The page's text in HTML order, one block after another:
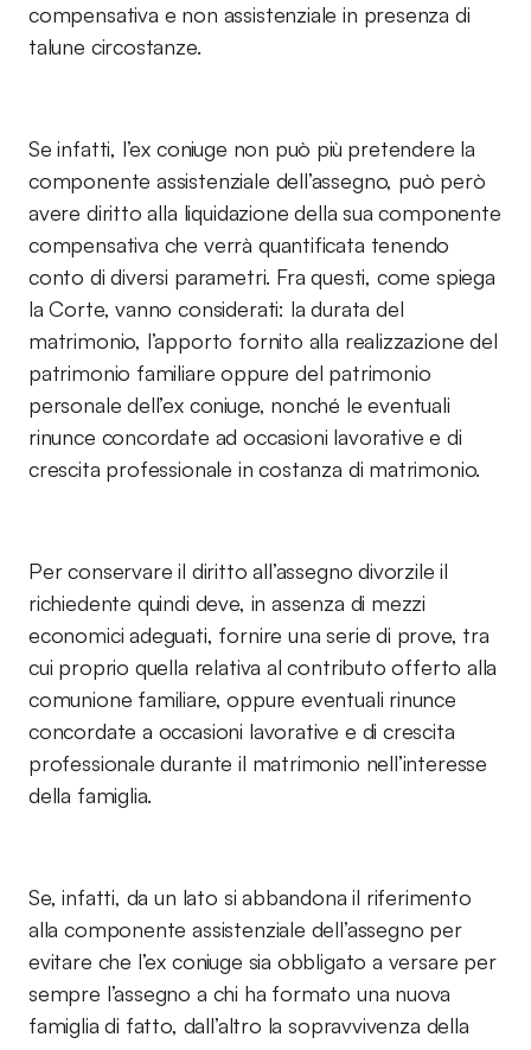
compensativa e non assistenziale in presenza di
talune circostanze.
Se infatti, l’ex coniuge non può più pretendere la
componente assistenziale dell’assegno, può però
avere diritto alla liquidazione della sua componente
compensativa che verrà quantificata tenendo
conto di diversi parametri. Fra questi, come spiega
la Corte, vanno considerati: la durata del
matrimonio, l’apporto fornito alla realizzazione del
patrimonio familiare oppure del patrimonio
personale dell’ex coniuge, nonché le eventuali
rinunce concordate ad occasioni lavorative e di
crescita professionale in costanza di matrimonio.
Per conservare il diritto all’assegno divorzile il
richiedente quindi deve, in assenza di mezzi
economici adeguati, fornire una serie di prove, tra
cui proprio quella relativa al contributo offerto alla
comunione familiare, oppure eventuali rinunce
concordate a occasioni lavorative e di crescita
professionale durante il matrimonio nell’interesse
della famiglia.
Se, infatti, da un lato si abbandona il riferimento
alla componente assistenziale dell’assegno per
evitare che l’ex coniuge sia obbligato a versare per
sempre l’assegno a chi ha formato una nuova
famiglia di fatto, dall’altro la sopravvivenza della